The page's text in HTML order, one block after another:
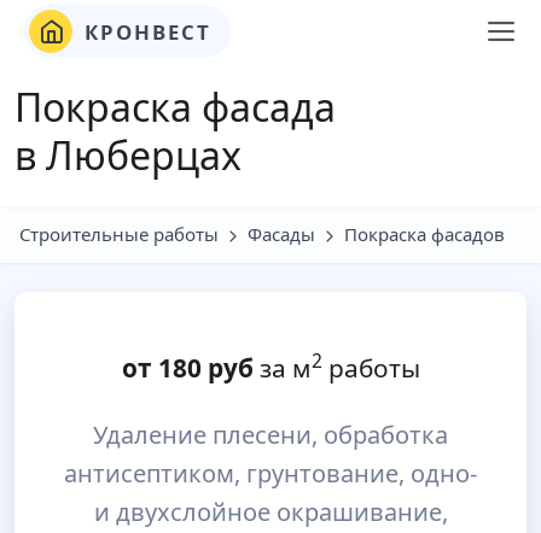
КРОНВЕСТ
Покраска фасада
в Люберцах
Строительные работы Фасады Покраска фасадов
от 180руб за м2работы
Удаление плесени, обработка
антисептиком, грунтование, одно-
и двухслойное окрашивание,